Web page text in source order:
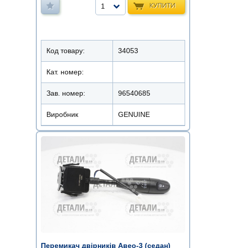
КУПИТИ
1
Код товару: 34053
Кат. номер:
Зав. номер: 96540685
Виробник GENUINE
Перемикач двірників Авео-3 (седан)